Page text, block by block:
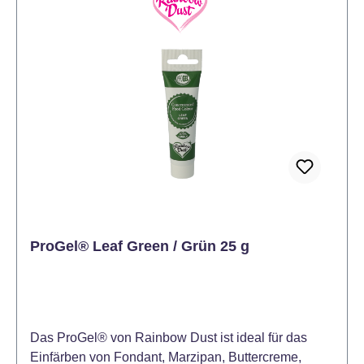
Produkt zu. Kneten Sie so lange, bis das
gewünschte Ergebnis erreicht ist.
ProGel® Leaf Green / Grün 25 g
Das ProGel® von Rainbow Dust ist ideal für das
Einfärben von Fondant, Marzipan, Buttercreme,